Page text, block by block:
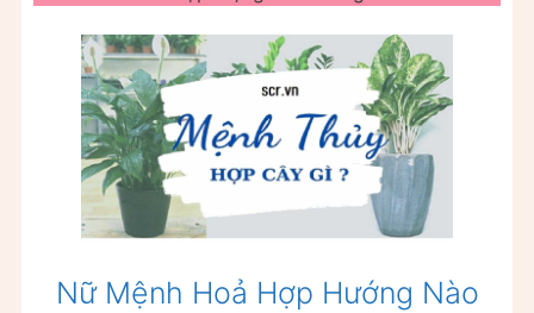
Nữ Mệnh Hoả Hợp Hướng Nào